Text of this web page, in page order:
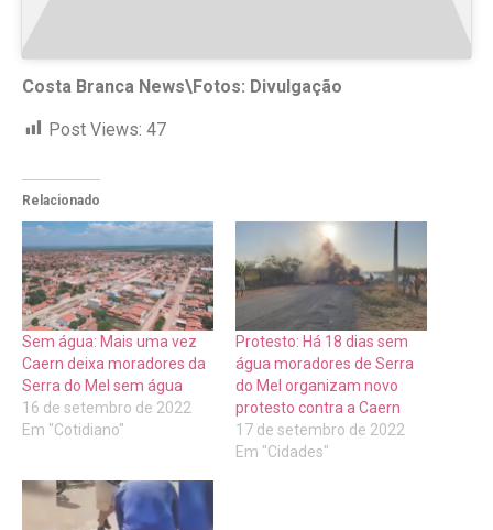
Costa Branca News\Fotos: Divulgação
Post Views: 47
Relacionado
Sem água: Mais uma vez
Caern deixa moradores da
Serra do Mel sem água
16 de setembro de 2022
Em "Cotidiano"
Protesto: Há 18 dias sem
água moradores de Serra
do Mel organizam novo
protesto contra a Caern
17 de setembro de 2022
Em "Cidades"